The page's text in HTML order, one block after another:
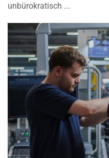
unbürokratisch